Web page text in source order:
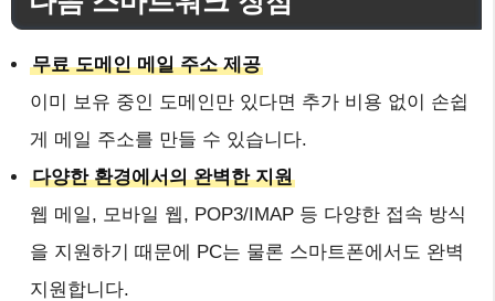
무료 도메인 메일 주소 제공
이미 보유 중인 도메인만 있다면 추가 비용 없이 손쉽
게 메일 주소를 만들 수 있습니다.
다양한 환경에서의 완벽한 지원
웹 메일, 모바일 웹, POP3/IMAP 등 다양한 접속 방식
을 지원하기 때문에 PC는 물론 스마트폰에서도 완벽
지원합니다.